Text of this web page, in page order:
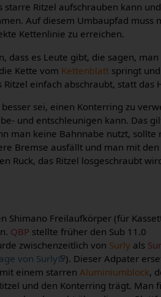
starre Ritzel aufschrauben kann
Auf diesem Umbaupfad muss
Kettenlinie zu erreichen.
dass es Leute gibt, die sagen,
Kette vom Kettenblatt springt
Ritzel einfach abschraubt, statt das
sei, einen Konterring zu
und entschleunigen kann. Das
man keine Bahnnabe nutzt,
Bremse ausfällt und man mit
Ruck, das Ritzel losgeschraubt
Shimano Freilaufkörper (für
QBP stellte früher den Sub 11.0
zwischenzeitlich von Surly als
von Surly
). Dieser Adpater
einem starrenAluminiumblock,
und den Konterring trägt. Man